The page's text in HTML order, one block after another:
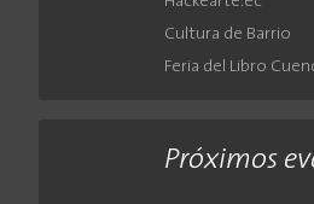
Cultura de Barrio
Feria del Libro
Próximos